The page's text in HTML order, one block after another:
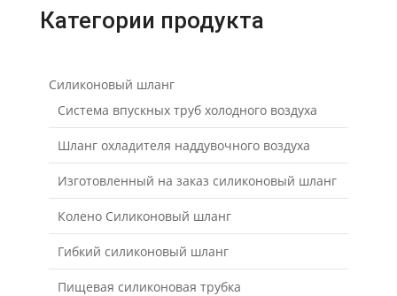
Категории продукта
Силиконовый шланг
Система впускных труб холодного воздуха
Шланг охладителя наддувочного воздуха
Изготовленный на заказ силиконовый шланг
Колено Силиконовый шланг
Гибкий силиконовый шланг
Пищевая силиконовая трубка